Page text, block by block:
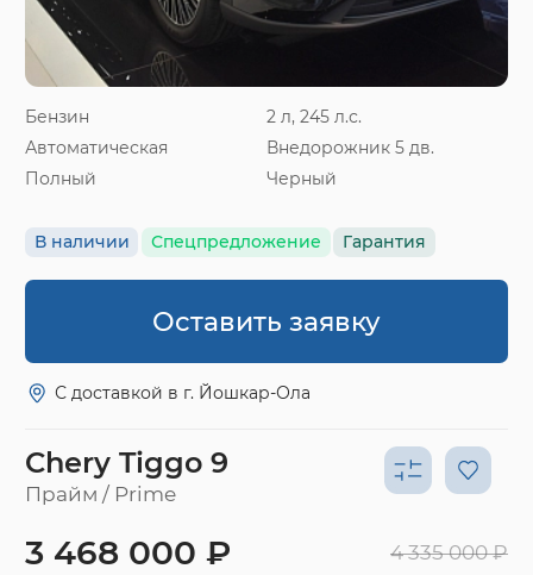
Бензин
2 л, 245 л.с.
Автоматическая
Внедорожник 5 дв.
Полный
Черный
В наличии Спецпредложение Гарантия
Оставить заявку
С доставкой в г. Йошкар-Ола
Chery Tiggo 9
Прайм / Prime
3 468 000 ₽ 4 335 000 ₽